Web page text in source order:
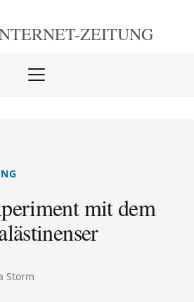
ZEITUNG
Menü
mit dem
Storm